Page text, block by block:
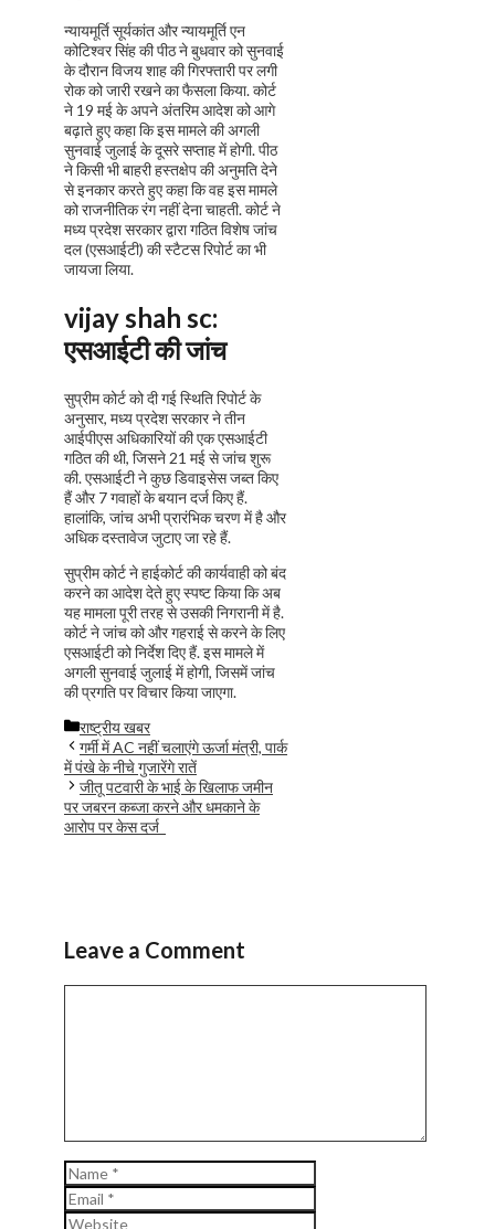
न्यायमूर्ति सूर्यकांत और न्यायमूर्ति एन
कोटिश्वर सिंह की पीठ ने बुधवार को सुनवाई
के दौरान विजय शाह की गिरफ्तारी पर लगी
रोक को जारी रखने का फैसला किया. कोर्ट
ने 19 मई के अपने अंतरिम आदेश को आगे
बढ़ाते हुए कहा कि इस मामले की अगली
सुनवाई जुलाई के दूसरे सप्ताह में होगी. पीठ
ने किसी भी बाहरी हस्तक्षेप की अनुमति देने
से इनकार करते हुए कहा कि वह इस मामले
को राजनीतिक रंग नहीं देना चाहती. कोर्ट ने
मध्य प्रदेश सरकार द्वारा गठित विशेष जांच
दल (एसआईटी) की स्टैटस रिपोर्ट का भी
जायजा लिया.
vijay shah sc:
एसआईटी की जांच
सुप्रीम कोर्ट को दी गई स्थिति रिपोर्ट के
अनुसार, मध्य प्रदेश सरकार ने तीन
आईपीएस अधिकारियों की एक एसआईटी
गठित की थी, जिसने 21 मई से जांच शुरू
की. एसआईटी ने कुछ डिवाइसेस जब्त किए
हैं और 7 गवाहों के बयान दर्ज किए हैं.
हालांकि, जांच अभी प्रारंभिक चरण में है और
अधिक दस्तावेज जुटाए जा रहे हैं.
सुप्रीम कोर्ट ने हाईकोर्ट की कार्यवाही को बंद
करने का आदेश देते हुए स्पष्ट किया कि अब
यह मामला पूरी तरह से उसकी निगरानी में है.
कोर्ट ने जांच को और गहराई से करने के लिए
एसआईटी को निर्देश दिए हैं. इस मामले में
अगली सुनवाई जुलाई में होगी, जिसमें जांच
की प्रगति पर विचार किया जाएगा.
Categories
राष्ट्रीय खबर
गर्मी में AC नहीं चलाएंगे ऊर्जा मंत्री, पार्क
में पंखे के नीचे गुजारेंगे रातें
जीतू पटवारी के भाई के खिलाफ जमीन
पर जबरन कब्जा करने और धमकाने के
आरोप पर केस दर्ज
Leave a Comment
Name
Email
Website